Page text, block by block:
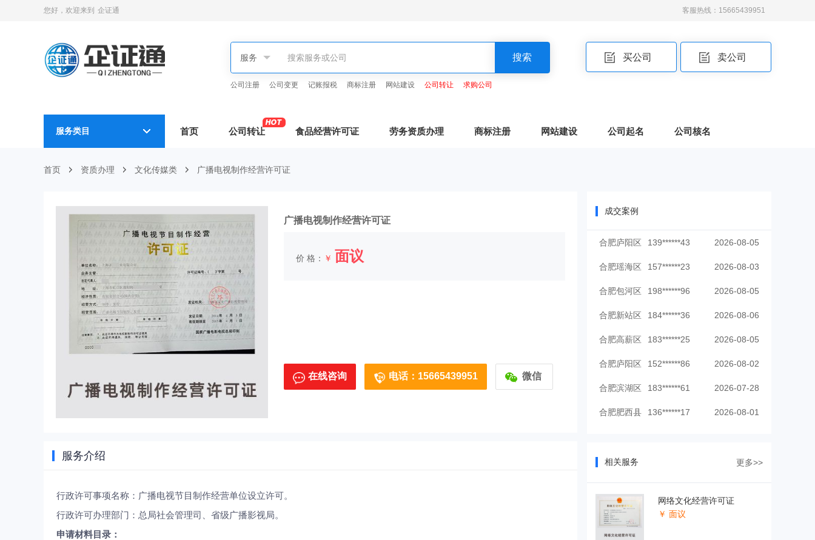
您好，欢迎来到 企证通 客服热线：15665439951
卖公司
买公司
公司注册 公司变更 记账报税 商标注册 网站建设 公司转让 求购公司
服务类目 首页 公司转让 食品经营许可证 劳务资质办理 商标注册 网站建设 公司起名 公司核名
首页 资质办理 文化传媒类 广播电视制作经营许可证
广播电视制作经营许可证
价 格： ￥ 面议
在线咨询 电话：15665439951 微信
服务介绍
行政许可事项名称：广播电视节目制作经营单位设立许可。
行政许可办理部门：总局社会管理司、省级广播影视局。
申请材料目录：
成交案例
合肥庐阳区 139******43 2026-08-05
合肥瑶海区 157******23 2026-08-03
合肥包河区 198******96 2026-08-05
合肥新站区 184******36 2026-08-06
合肥高薪区 183******25 2026-08-05
合肥庐阳区 152******86 2026-08-02
合肥滨湖区 183******61 2026-07-28
合肥肥西县 136******17 2026-08-01
合肥蜀山区 2026-08-06
合肥高薪区 147******53 2026-08-04
相关服务 更多>>
网络文化经营许可证
￥ 面议